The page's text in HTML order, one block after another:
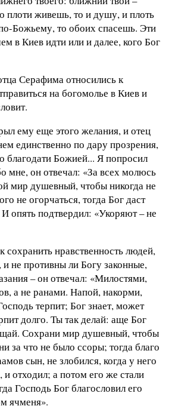
плоти живешь, то и душу, и плоть
Божьему, то обоих спасешь. Эти
в Киев идти или и далее, кого Бог
Серафима относились к
на богомолье в Киев и
ему еще этого желания, и отец
единственно по дару прозрения,
благодати Божией... Я попросил
мне, он отвечал: «За всех молюсь
мир душевный, чтобы никогда не
не огорчаться, тогда Бог даст
опять подтвердил: «Укоряют – не
сохранить нравственность людей,
не противны ли Богу законные,
– он отвечал: «Милостями,
а не ранами. Напой, накорми,
терпит; Бог знает, может
долго. Ты так делай: аще Бог
Сохрани мир душевный, чтобы
за что не было ссоры; тогда благо
сын, не злобился, когда у него
отходил; а потом его же стали
Господь Бог благословил его
ячменя».